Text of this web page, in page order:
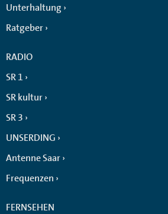
Unterhaltung
Ratgeber
RADIO
SR 1
SR kultur
SR 3
UNSERDING
Antenne Saar
Frequenzen
FERNSEHEN